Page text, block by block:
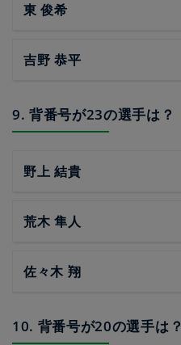
東 俊希
吉野 恭平
9. 背番号が23の選手は？
野上 結貴
荒木 隼人
佐々木 翔
10. 背番号が20の選手は？